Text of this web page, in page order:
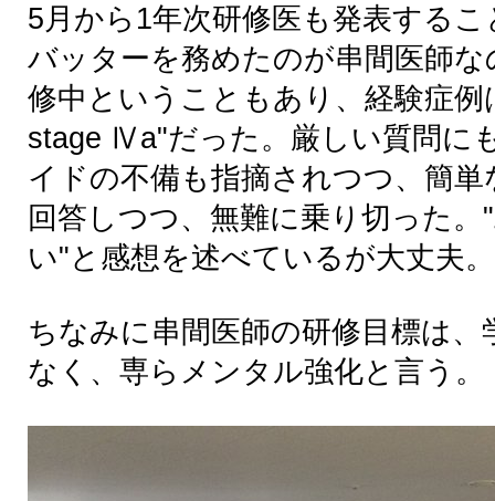
5月から1年次研修医も発表する
バッターを務めたのが串間医師
修中ということもあり、経験症例
stage Ⅳa"だった。厳しい質問に
イドの不備も指摘されつつ、簡
回答しつつ、無難に乗り切った
い"と感想を述べているが大丈夫
ちなみに串間医師の研修目標は
なく、専らメンタル強化と言う。